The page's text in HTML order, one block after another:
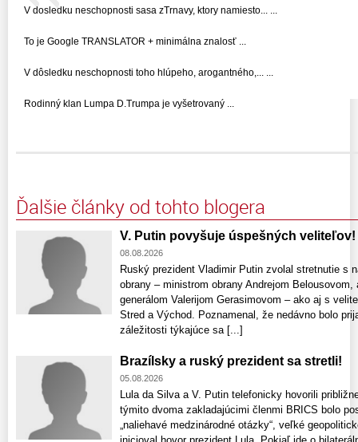
V dosledku neschopnosti sasa zTrnavy, ktory namiesto... ...
To je Google TRANSLATOR + minimálna znalosť ...
V dôsledku neschopnosti toho hlúpeho, arogantného,... ...
Rodinný klan Lumpa D.Trumpa je vyšetrovaný ...
Ďalšie články od tohto blogera
V. Putin povyšuje úspešných veliteľov!
08.08.2026
Ruský prezident Vladimir Putin zvolal stretnutie s
obrany – ministrom obrany Andrejom
generálom Valerijom Gerasimovom – ako aj s
Stred a Východ. Poznamenal, že nedávno bolo
záležitosti týkajúce sa [...]
Brazílsky a ruský prezident sa stretli!
05.08.2026
Lula da Silva a V. Putin telefonicky hovorili
týmito dvoma zakladajúcimi členmi BRICS bolo
„naliehavé medzinárodné otázky“, veľké